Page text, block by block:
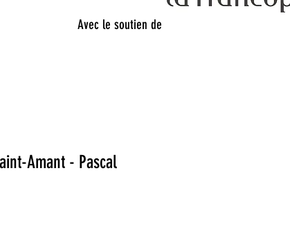
Avec le soutien de
Amant - Pascal